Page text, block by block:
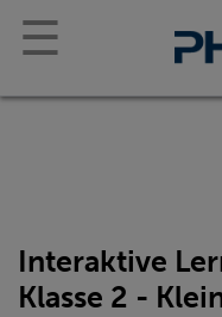
☰
Interaktive
Klasse 2 -